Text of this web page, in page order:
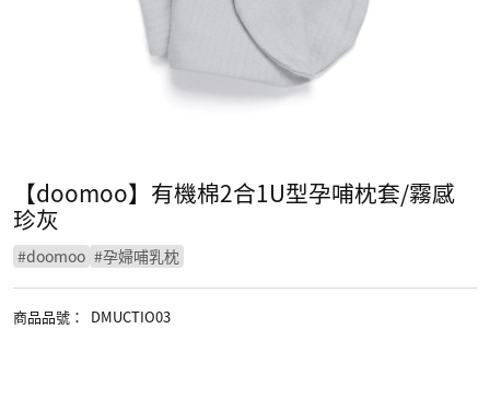
【doomoo】有機棉2合1U型孕哺枕套/霧感
珍灰
#doomoo #孕婦哺乳枕
商品品號 ： DMUCTIO03